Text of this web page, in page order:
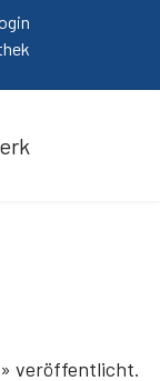
veröffentlicht.